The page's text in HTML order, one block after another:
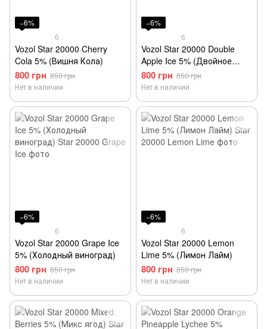
−6%
6
Vozol Star 20000 Cherry
Cola 5% (Вишня Кола)
800 грн 850 грн
Нет в наличии
−6%
6
Vozol Star 20000 Double
Apple Ice 5% (Двойное
яблоко лёд)
800 грн 850 грн
Нет в наличии
−6%
6
Vozol Star 20000 Grape Ice
5% (Холодный виноград)
800 грн 850 грн
Нет в наличии
−6%
6
Vozol Star 20000 Lemon
Lime 5% (Лимон Лайм)
800 грн 850 грн
Нет в наличии